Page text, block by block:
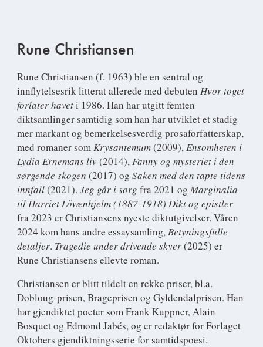
Rune Christiansen
Rune Christiansen (f. 1963) ble en sentral og
innflytelsesrik litterat allerede med debuten Hvor toget
forlater haveti 1986. Han har utgitt femten
diktsamlinger samtidig som han har utviklet et stadig
mer markant og bemerkelsesverdig prosaforfatterskap,
med romaner somKrysantemum(2009),Ensomheten i
Lydia Ernemans liv(2014),Fanny og mysteriet i den
sørgende skogen (2017) og Saken med den tapte tidens
innfall(2021). Jeg går i sorg fra 2021 og Marginalia
til Harriet Löwenhjelm (1887-1918) Dikt og epistler
fra 2023 er Christiansens nyeste diktutgivelser. Våren
2024 kom hans andre essaysamling,Betyningsfulle
detaljer. Tragedie under drivende skyer(2025) er
Rune Christiansens ellevte roman.
Christiansen er blitt tildelt en rekke priser, bl.a.
Dobloug-prisen, Brageprisen og Gyldendalprisen. Han
har gjendiktet poeter som Frank Kuppner, Alain
Bosquet og Edmond Jabés, og er redaktør for Forlaget
Oktobers gjendiktningsserie for samtidspoesi.